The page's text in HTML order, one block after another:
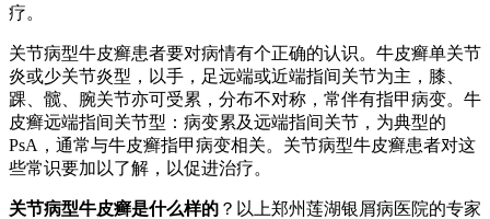
疗。
关节病型牛皮癣患者要对病情有个正确的认识。牛皮癣单关节
炎或少关节炎型，以手，足远端或近端指间关节为主，膝、
踝、髋、腕关节亦可受累，分布不对称，常伴有指甲病变。牛
皮癣远端指间关节型：病变累及远端指间关节，为典型的
PsA，通常与牛皮癣指甲病变相关。关节病型牛皮癣患者对这
些常识要加以了解，以促进治疗。
关节病型牛皮癣是什么样的 ？以上郑州莲湖银屑病医院的专家